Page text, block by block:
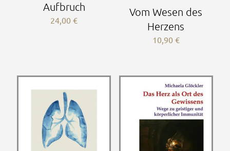
Aufbruch
24,00€
Vom Wesen des
Herzens
10,90 €